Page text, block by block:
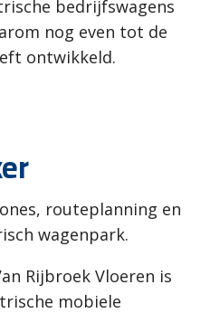
bedrijfswagens
nog even tot de
ontwikkeld.
routeplanning en
wagenpark.
Rijbroek Vloeren is
mobiele